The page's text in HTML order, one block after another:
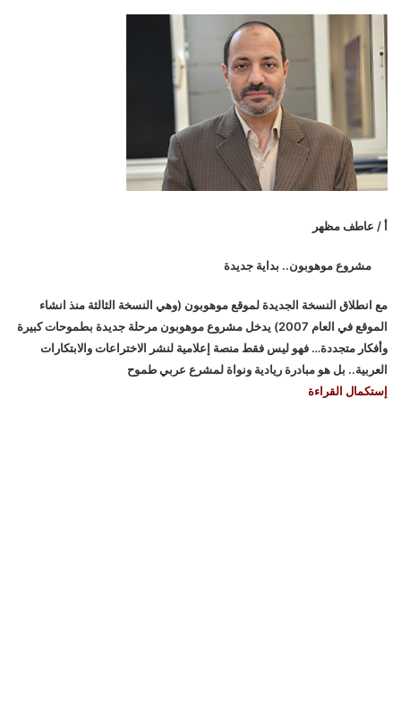
أ / عاطف مظهر
مشروع موهوبون.. بداية جديدة
مع انطلاق النسخة الجديدة لموقع موهوبون (وهي النسخة الثالثة منذ انشاء
الموقع في العام 2007) يدخل مشروع موهوبون مرحلة جديدة بطموحات كبيرة
وأفكار متجددة… فهو ليس فقط منصة إعلامية لنشر الاختراعات والابتكارات
العربية.. بل هو مبادرة ريادية ونواة لمشرع عربي طموح
إستكمال القراءة